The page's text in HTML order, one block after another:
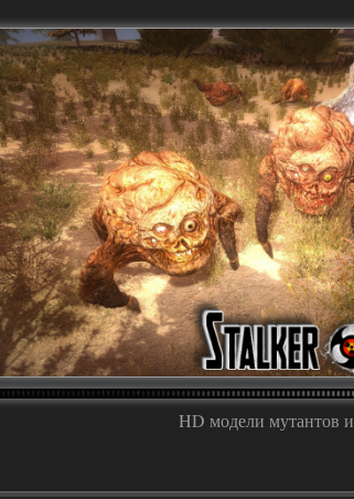
Оружейные
Текстурные
Сборки,
Сюжетные моды
Моды - правки configs,
Патчи, адаптации,
Модели оружия,
Броня, костюмы,
Модели
Спавн-меню, читы,
Торрент, RePack,
Различные
Модели
Локации, карты
Транспорт
Разное
Звуки
HD модели мутантов